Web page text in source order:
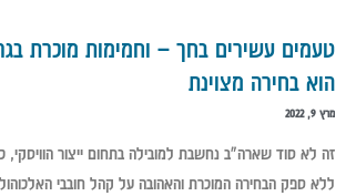
טעמים עשירים בחך – וחמימות מוכרת
הוא בחירה מצוינת
מרץ 9, 2022
זה לא סוד שארה"ב נחשבת למובילה בתחום ייצור הוויסקי,
ללא ספק הבחירה המוכרת והאהובה על קהל חובבי